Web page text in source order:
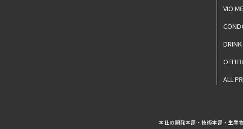
VIO
DRINK
ALL
本社の開発本部・技術本部・生産